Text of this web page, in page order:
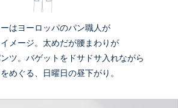
はヨーロッパのパン職人が
メージ。太めだが腰まわりが
ツ。バゲットをドサドサ入れながら
めぐる、日曜日の昼下がり。